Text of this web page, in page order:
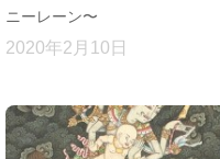
ニーレーン〜
2020年2月10日